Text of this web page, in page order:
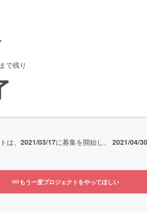
で残り
は、 2021/03/17に募集を開始し、 2021/04/30
もう一度プロジェクトをやってほしい